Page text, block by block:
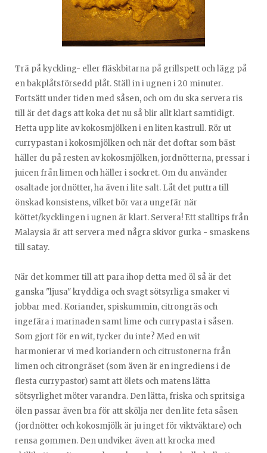
Trä på kyckling- eller fläskbitarna på grillspett och lägg på
en bakplåtsförsedd plåt. Ställ in i ugnen i 20 minuter.
Fortsätt under tiden med såsen, och om du ska servera ris
till är det dags att koka det nu så blir allt klart samtidigt.
Hetta upp lite av kokosmjölken i en liten kastrull. Rör ut
currypastan i kokosmjölken och när det doftar som bäst
häller du på resten av kokosmjölken, jordnötterna, pressar i
juicen från limen och häller i sockret. Om du använder
osaltade jordnötter, ha även i lite salt. Låt det puttra till
önskad konsistens, vilket bör vara ungefär när
köttet/kycklingen i ugnen är klart. Servera! Ett stalltips från
Malaysia är att servera med några skivor gurka - smaskens
till satay.
När det kommer till att para ihop detta med öl så är det
ganska "ljusa" kryddiga och svagt sötsyrliga smaker vi
jobbar med. Koriander, spiskummin, citrongräs och
ingefära i marinaden samt lime och currypasta i såsen.
Som gjort för en wit, tycker du inte? Med en wit
harmonierar vi med koriandern och citrustonerna från
limen och citrongräset (som även är en ingrediens i de
flesta currypastor) samt att ölets och matens lätta
sötsyrlighet möter varandra. Den lätta, friska och spritsiga
ölen passar även bra för att skölja ner den lite feta såsen
(jordnötter och kokosmjölk är ju inget för viktväktare) och
rensa gommen. Den undviker även att krocka med